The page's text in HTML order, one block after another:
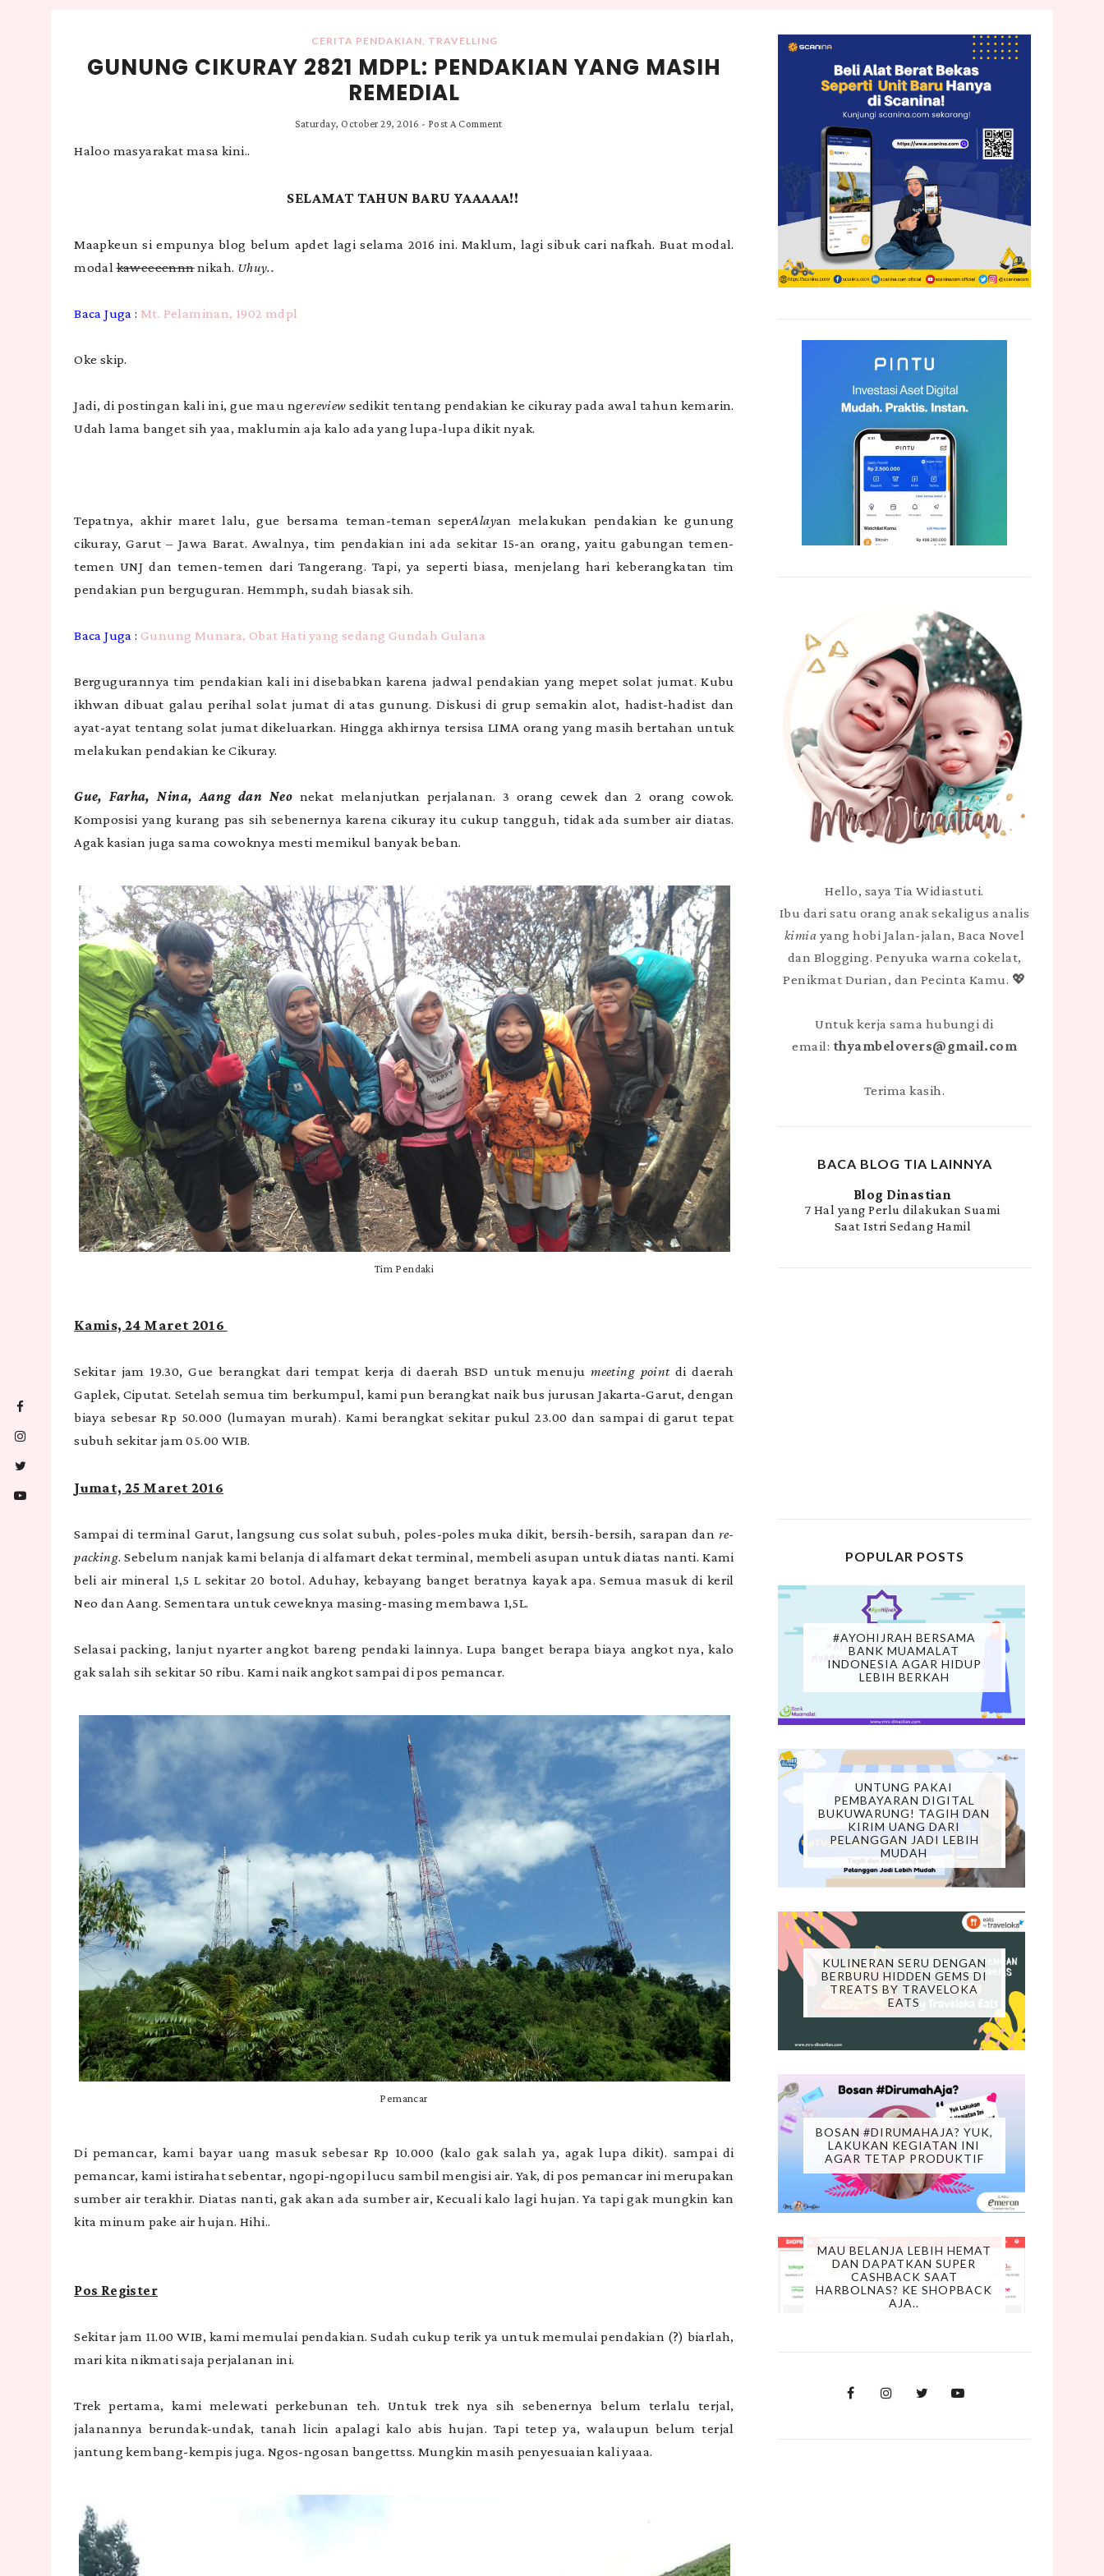
CERITA PENDAKIAN, TRAVELLING
GUNUNG CIKURAY 2821 MDPL: PENDAKIAN YANG MASIH
REMEDIAL
Saturday, October 29, 2016 - Post A Comment
Haloo masyarakat masa kini..
SELAMAT TAHUN BARU YAAAAA!!
Maapkeun si empunya blog belum apdet lagi selama 2016 ini. Maklum, lagi sibuk cari nafkah. Buat modal.
modalkaweeeennnnikah. Uhuy..
Baca Juga : Mt. Pelaminan, 1902 mdpl
Oke skip.
Jadi, di postingan kali ini, gue mau ngereview sedikit tentang pendakian ke cikuray pada awal tahun kemarin.
Udah lama banget sih yaa, maklumin aja kalo ada yang lupa-lupa dikit nyak.
Tepatnya, akhir maret lalu, gue bersama teman-teman seperAlayan melakukan pendakian ke gunung
cikuray, Garut – Jawa Barat. Awalnya, tim pendakian ini ada sekitar 15-an orang, yaitu gabungan temen-
temen UNJ dan temen-temen dari Tangerang. Tapi, ya seperti biasa, menjelang hari keberangkatan tim
pendakian pun berguguran. Hemmph, sudah biasak sih.
Baca Juga : Gunung Munara, Obat Hati yang sedang Gundah Gulana
Bergugurannya tim pendakian kali ini disebabkan karena jadwal pendakian yang mepet solat jumat. Kubu
ikhwan dibuat galau perihal solat jumat di atas gunung. Diskusi di grup semakin alot, hadist-hadist dan
ayat-ayat tentang solat jumat dikeluarkan. Hingga akhirnya tersisa LIMA orang yang masih bertahan untuk
melakukan pendakian ke Cikuray.
Gue, Farha, Nina, Aang dan Neo nekat melanjutkan perjalanan. 3 orang cewek dan 2 orang cowok.
Komposisi yang kurang pas sih sebenernya karena cikuray itu cukup tangguh, tidak ada sumber air diatas.
Agak kasian juga sama cowoknya mesti memikul banyak beban.
Tim Pendaki
Kamis, 24 Maret 2016
Sekitar jam 19.30, Gue berangkat dari tempat kerja di daerah BSD untuk menujumeeting point di daerah
Gaplek, Ciputat. Setelah semua tim berkumpul, kami pun berangkat naik bus jurusan Jakarta-Garut, dengan
biaya sebesar Rp 50.000 (lumayan murah). Kami berangkat sekitar pukul 23.00 dan sampai di garut tepat
subuh sekitar jam 05.00 WIB.
Jumat, 25 Maret 2016
Sampai di terminal Garut, langsung cus solat subuh, poles-poles muka dikit, bersih-bersih, sarapan dan re-
packing. Sebelum nanjak kami belanja di alfamart dekat terminal, membeli asupan untuk diatas nanti. Kami
beli air mineral 1,5 L sekitar 20 botol. Aduhay, kebayang banget beratnya kayak apa. Semua masuk di keril
Neo dan Aang. Sementara untuk ceweknya masing-masing membawa 1,5L.
Selasai packing, lanjut nyarter angkot bareng pendaki lainnya. Lupa banget berapa biaya angkot nya, kalo
gak salah sih sekitar 50 ribu. Kami naik angkot sampai di pos pemancar.
Pemancar
Di pemancar, kami bayar uang masuk sebesar Rp 10.000 (kalo gak salah ya, agak lupa dikit). sampai di
pemancar, kami istirahat sebentar, ngopi-ngopi lucu sambil mengisi air. Yak, di pos pemancar ini merupakan
sumber air terakhir. Diatas nanti, gak akan ada sumber air, Kecuali kalo lagi hujan. Ya tapi gak mungkin kan
kita minum pake air hujan. Hihi..
Pos Register
Sekitar jam 11.00 WIB, kami memulai pendakian. Sudah cukup terik ya untuk memulai pendakian (?) biarlah,
mari kita nikmati saja perjalanan ini.
Trek pertama, kami melewati perkebunan teh. Untuk trek nya sih sebenernya belum terlalu terjal,
jalanannya berundak-undak, tanah licin apalagi kalo abis hujan. Tapi tetep ya, walaupun belum terjal
jantung kembang-kempis juga. Ngos-ngosan bangettss. Mungkin masih penyesuaian kali yaaa.
Hello, saya Tia Widiastuti.
Ibu dari satu orang anak sekaligus analis
kimia yang hobi Jalan-jalan, Baca Novel
dan Blogging. Penyuka warna cokelat,
Penikmat Durian, dan Pecinta Kamu. 💖
Untuk kerja sama hubungi di
email: thyambelovers@gmail.com
Terima kasih.
BACA BLOG TIA LAINNYA
Blog Dinastian
7 Hal yang Perlu dilakukan Suami
Saat Istri Sedang Hamil
POPULAR POSTS
#AYOHIJRAH BERSAMA
BANK MUAMALAT
INDONESIA AGAR HIDUP
LEBIH BERKAH
UNTUNG PAKAI
PEMBAYARAN DIGITAL
BUKUWARUNG! TAGIH DAN
KIRIM UANG DARI
PELANGGAN JADI LEBIH
MUDAH
KULINERAN SERU DENGAN
BERBURU HIDDEN GEMS DI
TREATS BY TRAVELOKA
EATS
BOSAN #DIRUMAHAJA? YUK,
LAKUKAN KEGIATAN INI
AGAR TETAP PRODUKTIF
MAU BELANJA LEBIH HEMAT
DAN DAPATKAN SUPER
CASHBACK SAAT
HARBOLNAS? KE SHOPBACK
AJA..